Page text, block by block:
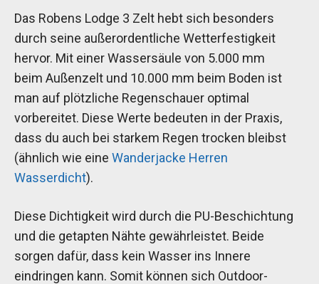
Das Robens Lodge 3 Zelt hebt sich besonders
durch seine außerordentliche Wetterfestigkeit
hervor. Mit einer Wassersäule von 5.000 mm
beim Außenzelt und 10.000 mm beim Boden ist
man auf plötzliche Regenschauer optimal
vorbereitet. Diese Werte bedeuten in der Praxis,
dass du auch bei starkem Regen trocken bleibst
(ähnlich wie eine Wanderjacke Herren
Wasserdicht).
Diese Dichtigkeit wird durch die PU-Beschichtung
und die getapten Nähte gewährleistet. Beide
sorgen dafür, dass kein Wasser ins Innere
eindringen kann. Somit können sich Outdoor-